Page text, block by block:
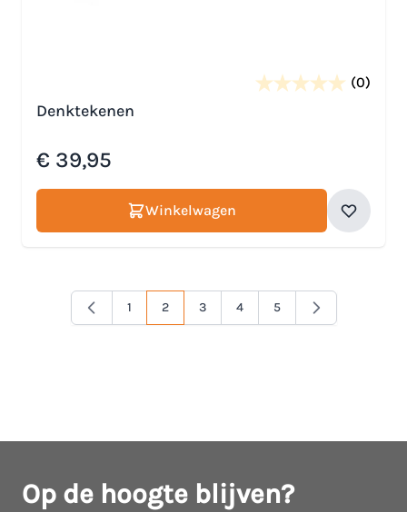
(0)
Denktekenen
€ 39,95
Winkelwagen
Pagina
1 Je lees momenteel pagina
2 Pagina
3 Pagina
4 Pagina
5
Op de hoogte blijven?